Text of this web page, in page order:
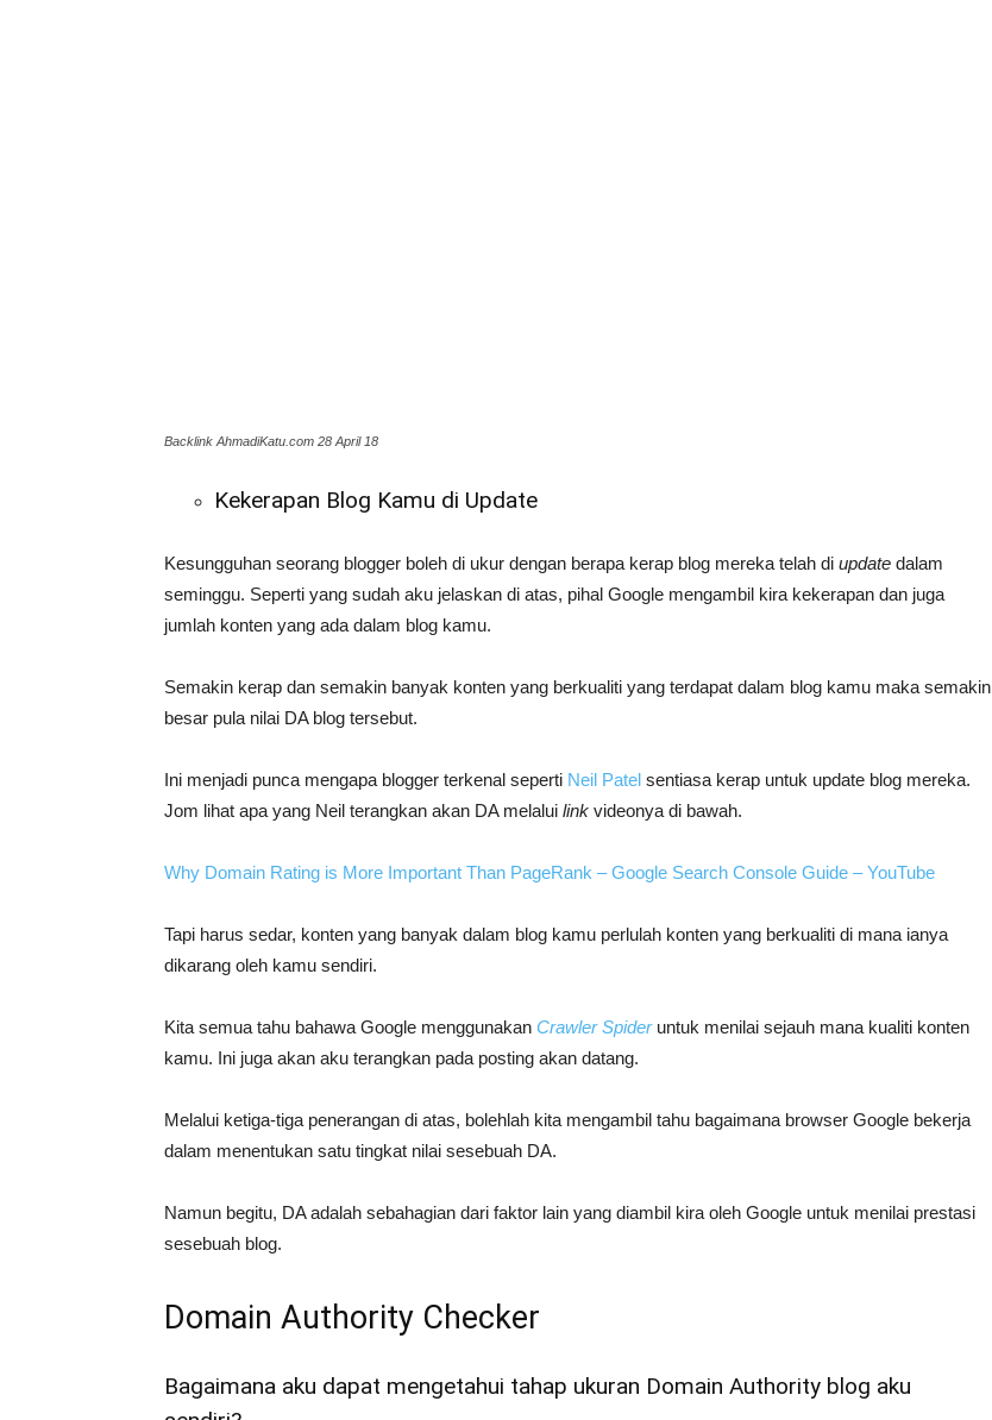
Backlink AhmadiKatu.com 28 April 18
Kekerapan Blog Kamu di Update
Kesungguhan seorang blogger boleh di ukur dengan berapa kerap blog mereka telah di update dalam
seminggu. Seperti yang sudah aku jelaskan di atas, pihal Google mengambil kira kekerapan dan juga
jumlah konten yang ada dalam blog kamu.
Semakin kerap dan semakin banyak konten yang berkualiti yang terdapat dalam blog kamu maka semakin
besar pula nilai DA blog tersebut.
Ini menjadi punca mengapa blogger terkenal seperti Neil Patel sentiasa kerap untuk update blog mereka.
Jom lihat apa yang Neil terangkan akan DA melalui link videonya di bawah.
Why Domain Rating is More Important Than PageRank – Google Search Console Guide – YouTube
Tapi harus sedar, konten yang banyak dalam blog kamu perlulah konten yang berkualiti di mana ianya
dikarang oleh kamu sendiri.
Kita semua tahu bahawa Google menggunakan Crawler Spideruntuk menilai sejauh mana kualiti konten
kamu. Ini juga akan aku terangkan pada posting akan datang.
Melalui ketiga-tiga penerangan di atas, bolehlah kita mengambil tahu bagaimana browser Google bekerja
dalam menentukan satu tingkat nilai sesebuah DA.
Namun begitu, DA adalah sebahagian dari faktor lain yang diambil kira oleh Google untuk menilai prestasi
sesebuah blog.
Domain Authority Checker
Bagaimana aku dapat mengetahui tahap ukuran Domain Authority blog aku